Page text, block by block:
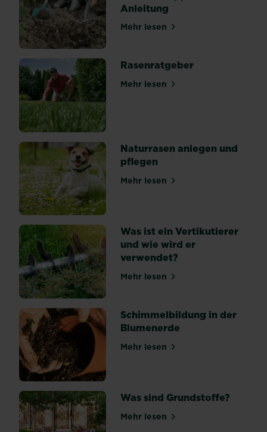
Zeolith
–
ein
Mineral
natürlichen
Ursprungs,
welches
zum
Beispiel
in
vulkanischem
zu
finden
ist.
Durch
seine
Schwamm-
ähnliche...
Anleitung
Mehr lesenüber Gemüsebeet
Rasenratgeber
Mehr lesenüber Rasenratgeber
Naturrasen anlegen und
pflegen
Mehr lesenüber Naturrasen anlegen
Was ist ein Vertikutierer
und wie wird er
verwendet?
Mehr lesenüber Was ist ein
Schimmelbildung in der
Blumenerde
Mehr lesenüber Schimmelbildung in
Was sind Grundstoffe?
Mehr lesenüber Was sind Grundstoffe?